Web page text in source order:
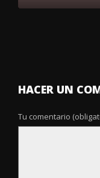
HACER UN
Tu comentario